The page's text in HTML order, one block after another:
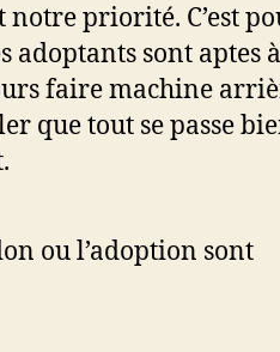
notre priorité. C’est
adoptants sont aptes à
faire machine
que tout se passe
ou l’adoption sont